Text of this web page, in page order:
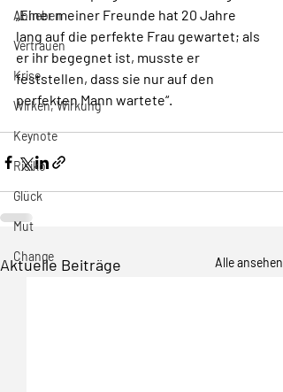
Abheben
Vertrauen
Krise
Wirken, Wirkung
Keynote
Risiko
Glück
Mut
Change
„Einer meiner Freunde hat 20 Jahre
lang auf die perfekte Frau gewartet; als
er ihr begegnet ist, musste er
feststellen, dass sie nur auf den
perfekten Mann wartete“.
Aktuelle Beiträge Alle ansehen